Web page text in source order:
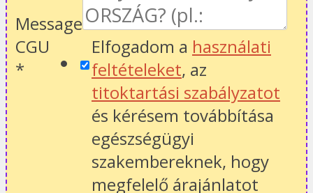
Message
CGU
*
Elfogadom a használati
feltételeket, az
titoktartási szabályzatot
és kérésem továbbítása
egészségügyi
szakembereknek, hogy
megfelelő árajánlatot